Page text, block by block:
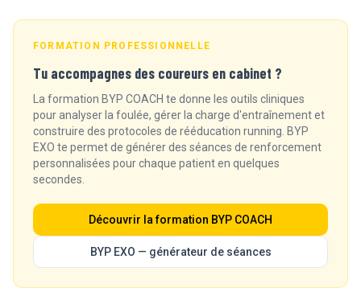
FORMATION PROFESSIONNELLE
Tu accompagnes des coureurs en cabinet ?
La formation BYP COACH te donne les outils cliniques
pour analyser la foulée, gérer la charge d'entraînement et
construire des protocoles de rééducation running. BYP
EXO te permet de générer des séances de renforcement
personnalisées pour chaque patient en quelques
secondes.
Découvrir la formation BYP COACH
BYP EXO — générateur de séances